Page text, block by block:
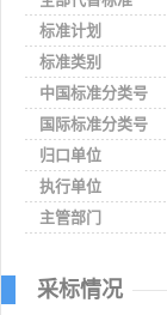
标准计划
标准类别
中国标准分类号
国际标准分类号
归口单位
执行单位
主管部门
采标情况